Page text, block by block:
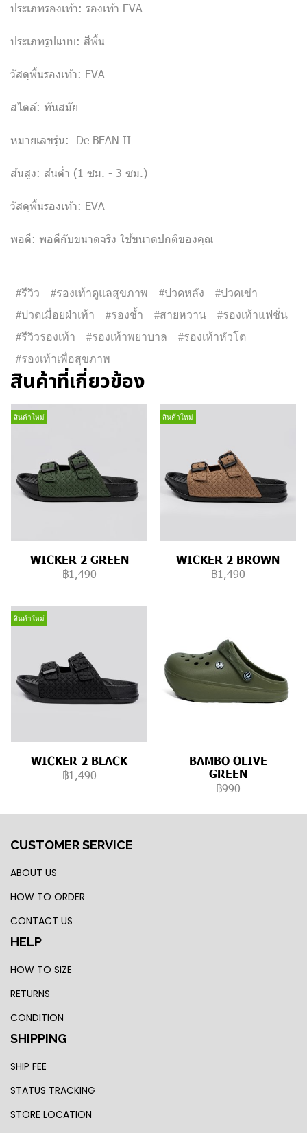
ประเภทรองเท้า: รองเท้า EVA
ประเภทรูปแบบ: สีพื้น
วัสดุพื้นรองเท้า: EVA
สไตล์: ทันสมัย
หมายเลขรุ่น: De BEAN II
ส้นสูง: ส้นต่ำ (1 ซม. - 3 ซม.)
วัสดุพื้นรองเท้า: EVA
พอดี: พอดีกับขนาดจริง ใช้ขนาดปกติของคุณ
#รีวิว #รองเท้าดูแลสุขภาพ #ปวดหลัง
#ปวดเข่า
#ปวดเมื่อยฝ่าเท้า
#รองช้ำ #สายหวาน
#รองเท้าแฟชั่น
#รีวิวรองเท้า
#รองเท้าพยาบาล
#รองเท้าหัวโต
#รองเท้าเพื่อสุขภาพ
สินค้าที่เกี่ยวข้อง
สินค้าใหม่
WICKER 2 GREEN
฿1,490
สินค้าใหม่
WICKER 2 BROWN
฿1,490
สินค้าใหม่
WICKER 2 BLACK
฿1,490
BAMBO OLIVE
GREEN
฿990
CUSTOMER SERVICE
ABOUT US
HOW TO ORDER
CONTACT US
HELP
HOW TO SIZE
RETURNS
CONDITION
SHIPPING
SHIP FEE
STATUS TRACKING
STORE LOCATION